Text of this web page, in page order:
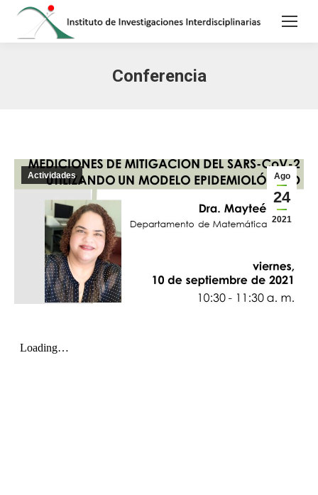
Conferencia
Ago
24
2021
Actividades